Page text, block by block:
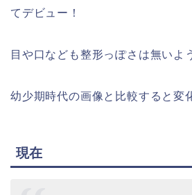
てデビュー！
目や口なども整形っぽさは無いよ
幼少期時代の画像と比較すると変
現在